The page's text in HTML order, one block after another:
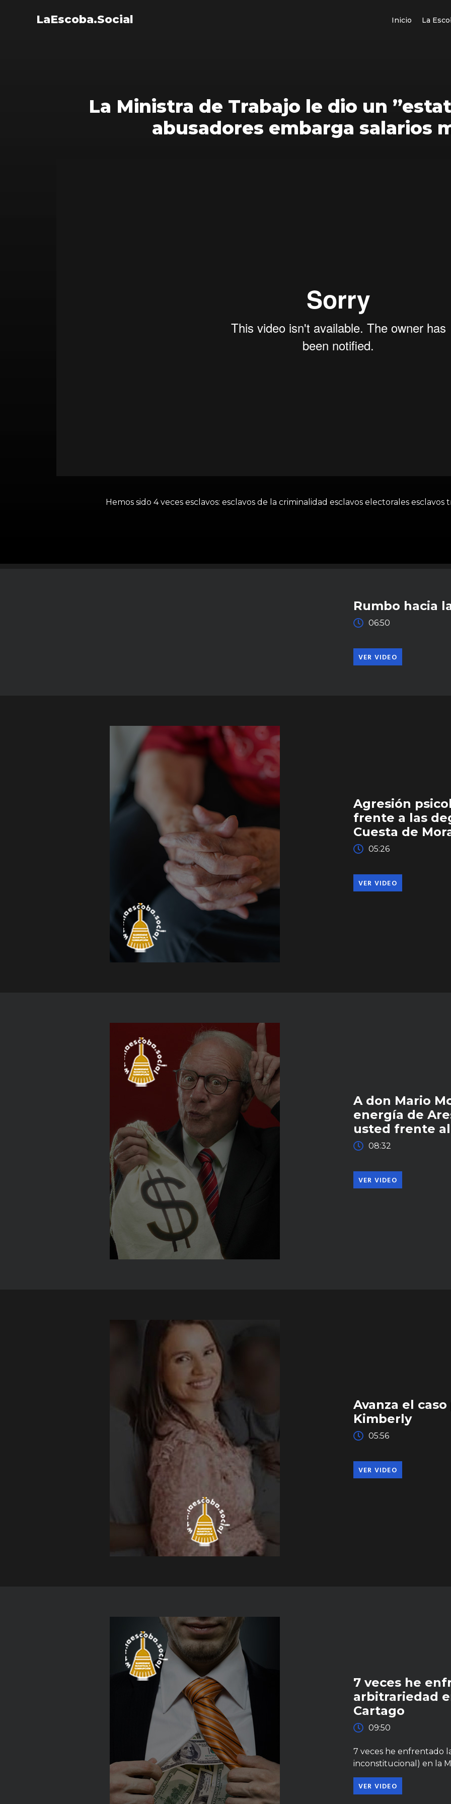
LaEscoba.Social Inicio La
La Ministra de Trabajo le dio un
abusadores embarga salarios
Hemos sido 4 veces esclavos: esclavos de la criminalidad esclavos electorales
Rumbo hacia
06:50
VER VIDEO
Agresión
frente a las
Cuesta de
05:26
VER VIDEO
A don Mario
energía de
usted frente
08:32
VER VIDEO
Avanza el
Kimberly
05:56
VER VIDEO
7 veces he
arbitrariedad
Cartago
09:50
7 veces he enfrentado
inconstitucional) en la
VER VIDEO